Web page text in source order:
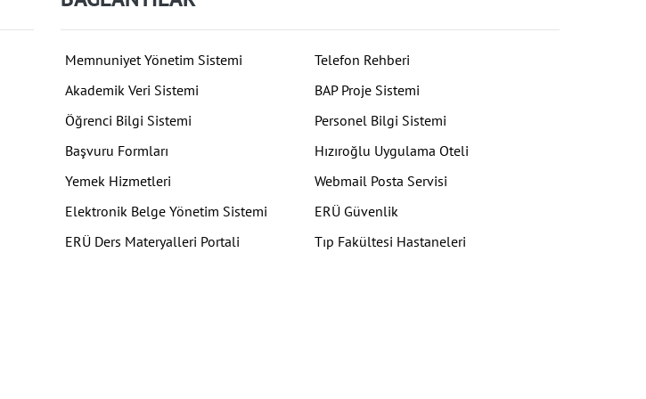
Memnuniyet Yönetim Sistemi
Telefon Rehberi
Akademik Veri Sistemi
BAP Proje Sistemi
Öğrenci Bilgi Sistemi
Personel Bilgi Sistemi
Başvuru Formları
Hızıroğlu Uygulama Oteli
Yemek Hizmetleri
Webmail Posta Servisi
Elektronik Belge Yönetim Sistemi
ERÜ Güvenlik
ERÜ Ders Materyalleri Portali
Tıp Fakültesi Hastaneleri